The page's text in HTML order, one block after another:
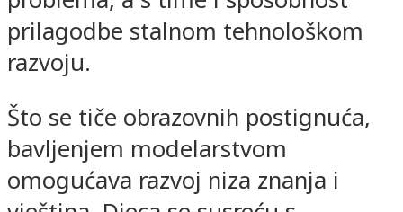
prilagodbe stalnom tehnološkom
razvoju.
Što se tiče obrazovnih postignuća,
bavljenjem modelarstvom
omogućava razvoj niza znanja i